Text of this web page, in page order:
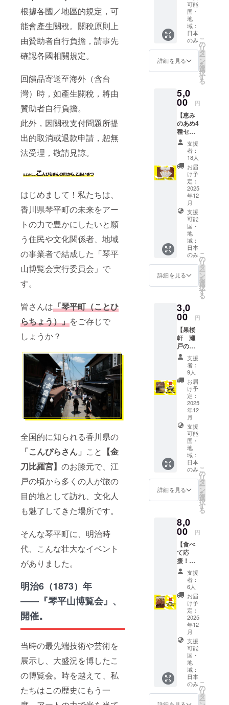
根據各國／地區的規定，可
能會產生關稅。關稅原則上
由贊助者自行負擔，請事先
確認各國相關規定。
回饋品寄送至海外（含台
灣）時，如產生關稅，將由
贊助者自行負擔。
此外，因關稅支付問題所提
出的取消或退款申請，恕無
法受理，敬請見諒。
はじめまして！私たちは、
香川県琴平町の未来をアー
トの力で豊かにしたいと願
う住民や文化関係者、地域
の事業者で結成した「琴平
山博覧会実行委員会」で
す。
皆さんは「琴平町（ことひ
らちょう）」をご存じで
しょうか？
全国的に知られる香川県の
「こんぴらさん」 こと 【金
刀比羅宮】 のお膝元で、江
戸の頃から多くの人が旅の
目的地として訪れ、文化人
も魅了してきた場所です。
そんな琴平町に、明治時
代、こんな壮大なイベント
がありました。
明治6（1873）年
――『琴平山博覧会』、
開催。
当時の最先端技術や芸術を
展示し、大盛況を博したこ
の博覧会。時を越えて、私
たちはこの歴史にもう一
名、
ニック
ネーム
可） 備
考欄に
ご記入
がない
場合
ん。 ＜
掲載サ
イズ＞
30万円
以上：
文字サ
イズ特
大又は
ロゴ掲
出 10万
円以上
30万円
未満：
文字サ
イズ大
3万円以
上10万
円未
満：文
字サイ
ズ中 3
万円未
満：文
字サイ
ズ小 ※
支援を
組み合
わせて
いただ
いた場
合は額
に応じ
てサイ
ズを調
整致し
ます。
缶バッ
ジ 1個
・商品
サイ
ズ：直
※缶バッ
ジの色
なりま
す。 ※
感謝の
メッ
セージ
はメー
ルにて
お送り
しま
す。 ※
ご支援
いただ
いた方
のお名
前を
ホーム
ページ
に掲載
させて
いただ
きま
す。
（希望
望され
る方
は、備
考欄に
掲載し
たいお
名前を
ご記入
くださ
い。
（企業
名、
ニック
ネーム
可） 備
考欄に
ご記入
がない
場合
は、掲
載いた
しませ
ん。 ＜
掲載サ
イズ＞
以上：
文字サ
イズ特
大又は
ロゴ掲
出 10万
円以上
30万円
未満：
文字サ
イズ大
3万円以
上10万
円未
満：文
字サイ
ズ中 3
万円未
満：文
字サイ
ズ小 ※
複数の
商店の
店主が
お届け
する60
分の激
アツ講
まれも
育ちも
琴平を
すみず
みまで
知り尽
くして
いるか
らこそ
話せる
あれこ
れは必
聴で
す！ ・
配信
日：11
月1日
（土）
〜随時
・収録
時間：
60分間
・提供
方法：
にURL
を記載
ご支援
いただ
いた方
のお名
前を
ホーム
ページ
に掲載
させて
いただ
きま
す。
（希望
者の
み） 掲
載を希
望され
る方
は、備
考欄に
掲載し
たいお
名前を
（企業
名、
ニック
ネーム
可） 備
考欄に
ご記入
がない
場合
は、掲
載いた
しませ
ん。 ＜
掲載サ
イズ＞
30万円
以上：
文字サ
イズ特
大又は
ロゴ掲
出 10万
円以上
可能
国・
地
域：
日本
のみ
詳細を見る
こ
の
リ
タ
ー
ン
を
選
択
す
る
5,0
00 円
【恵み
のあめ4
種セッ
ト】五
人百姓
池商店
オリジ
ナル飴
アソー
で28代
続く
『五人
百姓』
の1つ、
池商店
が香川
の食材
で作っ
ジナル
の飴を
にしま
した。
ひまわ
り／高
瀬茶
（緑
茶）／
さぬき
ひめ
（いち
ご）／
キウイ
／瀬戸
内レモ
ン／た
まみ
（柑
橘）／
オリー
ブ など
のう
ち、4つ
楽しめ
ます。
ける」
という
意味を
持つ加
美代飴
（かみ
よあ
め）に
ちなん
だ、縁
起の良
い飴で
幸運を
手に入
れま
しょ
う！ ・
内容量
（4本入
り） ※
原材料
及び添
支援
者：
18人
お届
け予
定：
2025
年12
月
支援
可能
国・
地
域：
日本
のみ
詳細を見る
こ
の
リ
タ
ー
ン
を
選
択
す
る
3,0
00 円
【果桜
軒 瀬
戸の島
旅】香
川県産
オリー
ブ関連
商品認
証取得
琴平で
観光客
だけで
なく、
地元の
方たち
からも
愛され
る「町
のビス
果桜軒
が自信
てお届
けする
新作、
香川県
産オ
リーブ
と季節
の地元
産フ
ルーツ
が入っ
た塩味
ケー
キ。 県
産の小
麦粉
「さぬ
きの
夢」も
使って
おり、
香川県
支援
者：
9人
お届
け予
定：
2025
年12
月
支援
可能
国・
地
域：
日本
のみ
詳細を見る
こ
の
リ
タ
ー
ン
を
選
択
す
る
8,0
00 円
【食べ
て応
援！
果桜
軒
ディ
ナーチ
ケット
3000円
分】 琴
平で観
光客だ
けでな
く、地
元の方
たちか
ら愛さ
れる
「町の
支援
者：
6人
お届
け予
定：
2025
年12
月
支援
可能
国・
地
域：
日本
のみこ
の
リ
タ
ー